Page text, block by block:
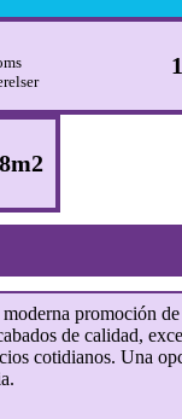
promoción
de calidad,
cotidianos. Una